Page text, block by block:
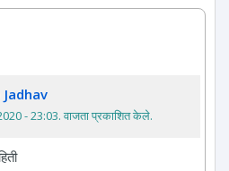
- 23:03. वाजता प्रकाशित केले.